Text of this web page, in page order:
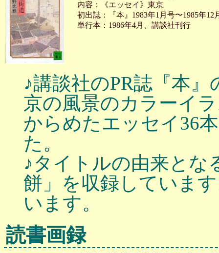
内容：《エッセイ》東京
初出誌：『本』1983年1月号〜1985年12
単行本：1986年4月、講談社刊行
♪講談社のPR誌『本
京の風景のカラーイ
からめたエッセイ36
た。
♪タイトルの由来とな
餅」を収録していま
います。
読書画録